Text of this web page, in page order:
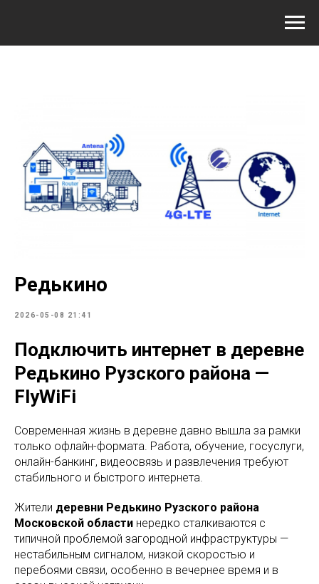
Редькино
2026-05-08 21:41
Подключить интернет в деревне
Редькино Рузского района —
FlyWiFi
Современная жизнь в деревне давно вышла за рамки
только офлайн-формата. Работа, обучение, госуслуги,
онлайн-банкинг, видеосвязь и развлечения требуют
стабильного и быстрого интернета.
Жители деревни Редькино Рузского района
Московской области нередко сталкиваются с
типичной проблемой загородной инфраструктуры —
нестабильным сигналом, низкой скоростью и
перебоями связи, особенно в вечернее время и в